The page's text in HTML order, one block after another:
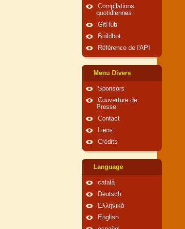
Compilations
quotidiennes
GitHub
Buildbot
Référence de l'API
Menu Divers
Sponsors
Couverture de
Presse
Contact
Liens
Crédits
Language
català
Deutsch
Ελληνικά
English